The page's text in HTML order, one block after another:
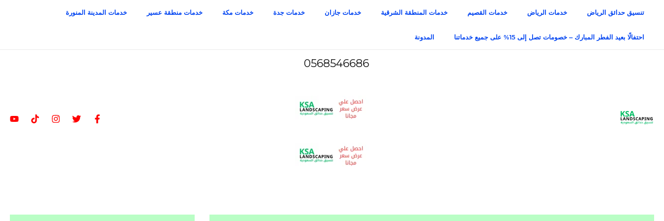
المحتوى
تنسيق حدائق الرياض خدمات الرياض خدمات القصيم خدمات المنطقة الشرقية خدمات جازان خدمات جدة خدمات مكة خدمات منطقة عسير خدمات المدينة المنورة
احتفالًا بعيد الفطر المبارك – خصومات تصل إلى 15% على جميع خدماتنا المدونة
0568546686